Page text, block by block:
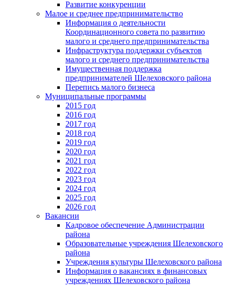
Развитие конкуренции
Малое и среднее предпринимательство
Информация о деятельности
Координационного совета по развитию
малого и среднего предпринимательства
Инфраструктура поддержки субъектов
малого и среднего предпринимательства
Имущественная поддержка
предпринимателей Шелеховского района
Перепись малого бизнеса
Муниципальные программы
2015 год
2016 год
2017 год
2018 год
2019 год
2020 год
2021 год
2022 год
2023 год
2024 год
2025 год
2026 год
Вакансии
Кадровое обеспечение Администрации
района
Образовательные учреждения Шелеховского
района
Учреждения культуры Шелеховского района
Информация о вакансиях в финансовых
учреждениях Шелеховского района